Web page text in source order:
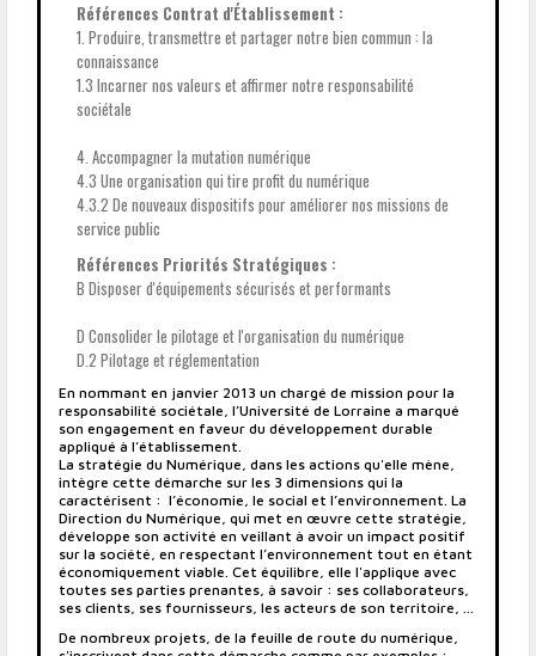
Références Contrat d'Établissement :
1. Produire, transmettre et partager notre bien commun : la
connaissance
1.3 Incarner nos valeurs et affirmer notre responsabilité
sociétale
4. Accompagner la mutation numérique
4.3 Une organisation qui tire profit du numérique
4.3.2 De nouveaux dispositifs pour améliorer nos missions de
service public
Références Priorités Stratégiques :
B Disposer d'équipements sécurisés et performants
D Consolider le pilotage et l'organisation du numérique
D.2 Pilotage et réglementation
En nommant en janvier 2013 un chargé de mission pour la
responsabilité sociétale, l’Université de Lorraine a marqué
son engagement en faveur du développement durable
appliqué à l’établissement.
La stratégie du Numérique, dans les actions qu'elle mène,
intègre cette démarche sur les 3 dimensions qui la
caractérisent : l’économie, le social et l’environnement. La
Direction du Numérique, qui met en œuvre cette stratégie,
développe son activité en veillant à avoir un impact positif
sur la société, en respectant l’environnement tout en étant
économiquement viable. Cet équilibre, elle l'applique avec
toutes ses parties prenantes, à savoir : ses collaborateurs,
ses clients, ses fournisseurs, les acteurs de son territoire, ...
De nombreux projets, de la feuille de route du numérique,